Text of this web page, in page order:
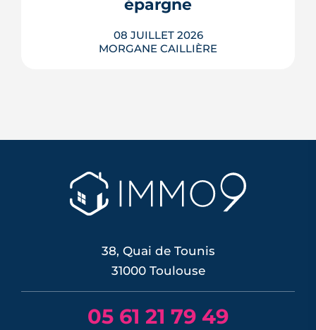
LIRE L'ARTICLE
épargne
08 JUILLET 2026
MORGANE CAILLIÈRE
choc énergétique. L'effet sur les crédits
immobiliers reste limité à court terme,
les banques ayant anticipé la décision,
mais une ...
38, Quai de Tounis
31000 Toulouse
05 61 21 79 49